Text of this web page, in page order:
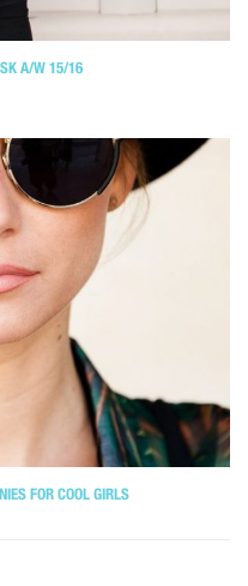
A/W 15/16
FOR COOL GIRLS